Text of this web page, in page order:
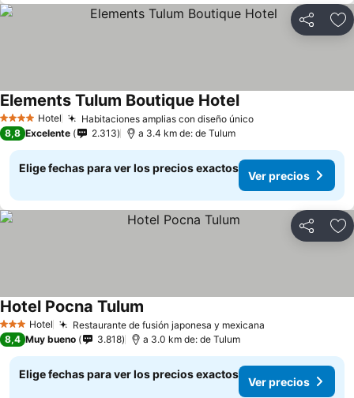
Compartir
4 EstrellasHotel Habitaciones amplias con diseño único
Elements Tulum Boutique Hotel
8,8 Excelente 2.313 a 3.4 km de: de Tulum
Elige fechas para ver los precios exactos
Ver precios
Compartir
3 Estrellas
Hotel Restaurante de fusión japonesa y mexicana
Hotel Pocna Tulum
8,4 Muy bueno 3.818 a 3.0 km de: de Tulum
Elige fechas para ver los precios exactos
Ver precios